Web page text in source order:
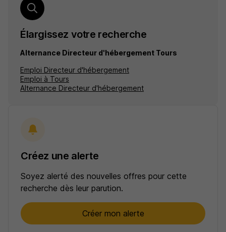
Élargissez votre recherche
Alternance Directeur d'hébergement Tours
Emploi Directeur d'hébergement
Emploi à Tours
Alternance Directeur d'hébergement
Créez une alerte
Soyez alerté des nouvelles offres pour cette
recherche dès leur parution.
Créer mon alerte